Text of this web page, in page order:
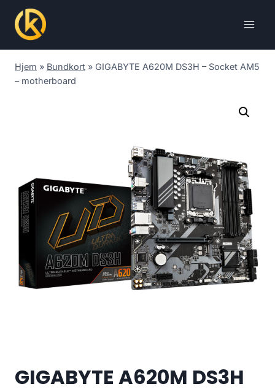
content
Hjem » Bundkort » GIGABYTE A620M DS3H – Socket AM5
– motherboard
GIGABYTE A620M DS3H